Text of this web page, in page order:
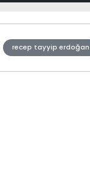
recep tayyip erdoğan